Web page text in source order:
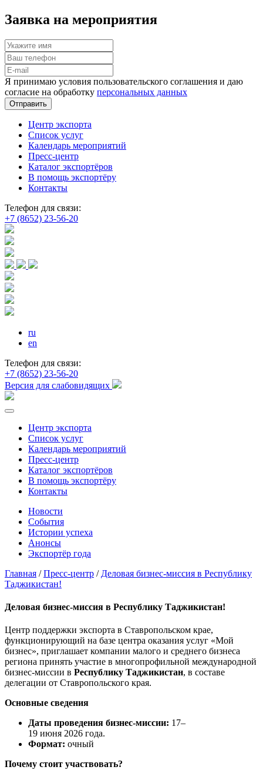
Заявка на мероприятия
Я принимаю условия пользовательского соглашения и даю
согласие на обработку персональных данных
Отправить
Центр экспорта
Список услуг
Календарь мероприятий
Пресс-центр
Каталог экспортёров
В помощь экспортёру
Контакты
Телефон для связи:
+7 (8652) 23-56-20
ru
en
Телефон для связи:
+7 (8652) 23-56-20
Версия для слабовидящих
Центр экспорта
Список услуг
Календарь мероприятий
Пресс-центр
Каталог экспортёров
В помощь экспортёру
Контакты
Новости
События
Истории успеха
Анонсы
Экспортёр года
Главная /Пресс-центр / Деловая бизнес-миссия в Республику
Таджикистан!
Деловая бизнес-миссия в Республику Таджикистан!
Центр поддержки экспорта в Ставропольском крае,
функционирующий на базе центра оказания услуг «Мой
бизнес», приглашает компании малого и среднего бизнеса
региона принять участие в многопрофильной международной
бизнес-миссии в Республику Таджикистан, в составе
делегации от Ставропольского края.
Основные сведения
Даты проведения бизнес‑миссии: 17–
19 июня 2026 года.
Формат: очный
Почему стоит участвовать?